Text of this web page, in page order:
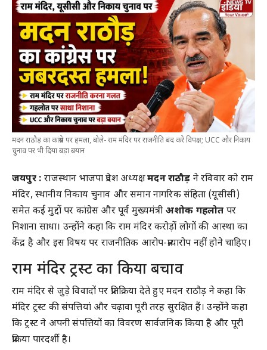
कारोबार
मदन राठौड़ का कांग्रेस पर हमला, बोले- राम मंदिर पर राजनीति बंद करे विपक्ष; UCC और निकाय
चुनाव पर भी दिया बड़ा बयान
जयपुर :राजस्थान भाजपा प्रदेश अध्यक्षमदन राठौड़ ने रविवार को राम
मंदिर, स्थानीय निकाय चुनाव और समान नागरिक संहिता (यूसीसी)
समेत कई मुद्दों पर कांग्रेस और पूर्व मुख्यमंत्री अशोक गहलोत पर
निशाना साधा। उन्होंने कहा कि राम मंदिर करोड़ों लोगों की आस्था का
केंद्र है और इस विषय पर राजनीतिक आरोप-प्रत्यारोप नहीं होने चाहिए।
राम मंदिर ट्रस्ट का किया बचाव
राम मंदिर से जुड़े विवादों पर प्रतिक्रिया देते हुए मदन राठौड़ ने कहा कि
मंदिर ट्रस्ट की संपत्तियां और चढ़ावा पूरी तरह सुरक्षित हैं। उन्होंने कहा
कि ट्रस्ट ने अपनी संपत्तियों का विवरण सार्वजनिक किया है और पूरी
प्रक्रिया पारदर्शी है।